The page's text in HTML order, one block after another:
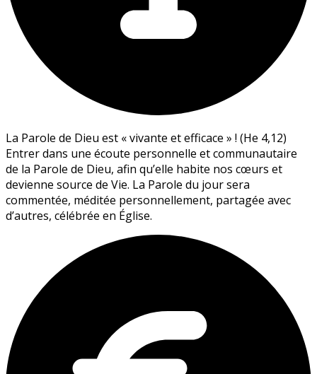
La Parole de Dieu est « vivante et efficace » ! (He 4,12)
Entrer dans une écoute personnelle et communautaire
de la Parole de Dieu, afin qu’elle habite nos cœurs et
devienne source de Vie. La Parole du jour sera
commentée, méditée personnellement, partagée avec
d’autres, célébrée en Église.